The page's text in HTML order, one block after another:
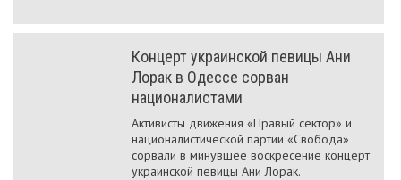
Концерт украинской певицы Ани
Лорак в Одессе сорван
националистами
Активисты движения «Правый сектор» и
националистической партии «Свобода»
сорвали в минувшее воскресение концерт
украинской певицы Ани Лорак.